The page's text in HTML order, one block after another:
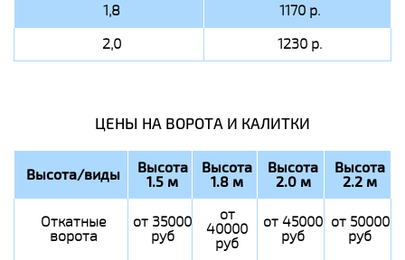
1,8
1170 р.
2,0
1230 р.
ЦЕНЫ НА ВОРОТА И КАЛИТКИ
Высота/виды Высота
1.5 м
Высота
1.8 м
Высота
2.0 м
Высота
2.2 м
Откатные
ворота
от 35000
руб
от
40000
руб
от 45000
руб
от 50000
руб